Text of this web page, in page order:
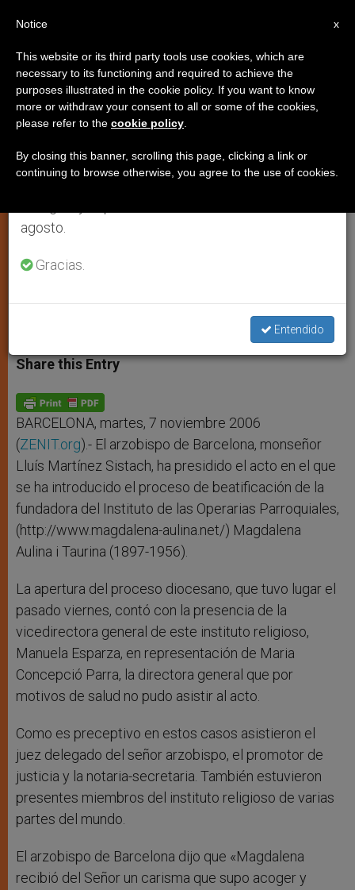
Abren el proceso diocesano para
la beatificación de Magdalena
Aulina
Fundó el Instituto de las Operarias
CULTURA
t
s
p
p
s
e
g
e
r
e
b
o
k
t r
Share this Entry
BARCELONA, martes, 7 noviembre 2006
(ZENIT.org).- El arzobispo de Barcelona, monseñor
Lluís Martínez Sistach, ha presidido el acto en el que
se ha introducido el proceso de beatificación de la
fundadora del Instituto de las Operarias Parroquiales,
(http://www.magdalena-aulina.net/) Magdalena
Aulina i Taurina (1897-1956).
La apertura del proceso diocesano, que tuvo lugar el
pasado viernes, contó con la presencia de la
vicedirectora general de este instituto religioso,
Manuela Esparza, en representación de Maria
Concepció Parra, la directora general que por
motivos de salud no pudo asistir al acto.
Como es preceptivo en estos casos asistieron el
juez delegado del señor arzobispo, el promotor de
justicia y la notaria-secretaria. También estuvieron
presentes miembros del instituto religioso de varias
partes del mundo.
El arzobispo de Barcelona dijo que «Magdalena
recibió del Señor un carisma que supo acoger y
×
Aviso importante
Del 27 de julio al 7 de agosto haremos la pausa
anual, aprovechando que en el periodo de verano
se generan menos informaciones y también el
agosto.
Gracias.
Entendido
x
Notice
This website or its third party tools use cookies, which are
necessary to its functioning and required to achieve the
purposes illustrated in the cookie policy. If you want to know
more or withdraw your consent to all or some of the cookies,
please refer to the cookie policy
By closing this banner, scrolling this page, clicking a link or
continuing to browse otherwise, you agree to the use of cookies.